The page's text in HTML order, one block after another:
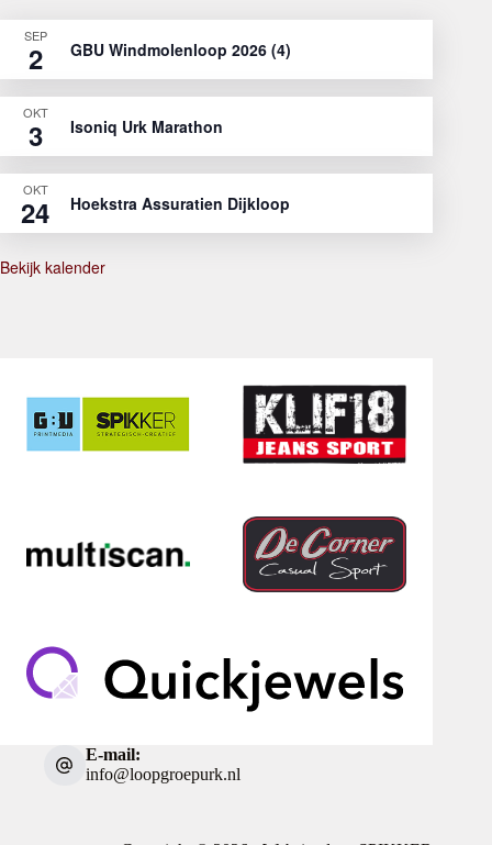
SEP
2 GBU Windmolenloop 2026 (4)
OKT
3 Isoniq Urk Marathon
OKT
24 Hoekstra Assuratien Dijkloop
Bekijk kalender
E-mail:
info@loopgroepurk.nl